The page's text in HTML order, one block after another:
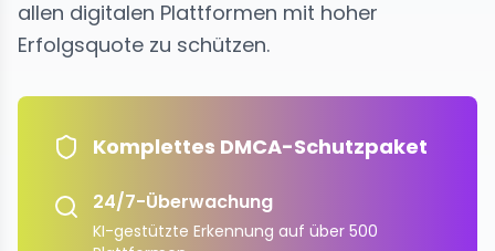
allen digitalen Plattformen mit hoher
Erfolgsquote zu schützen.
Komplettes DMCA-Schutzpaket
24/7-Überwachung
KI-gestützte Erkennung auf über 500